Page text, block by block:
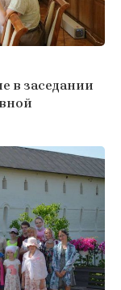
в заседании